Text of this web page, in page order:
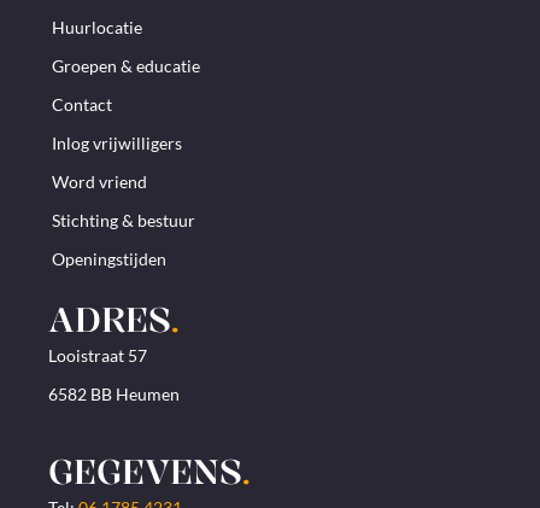
Huurlocatie
Groepen & educatie
Contact
Inlog vrijwilligers
Word vriend
Stichting & bestuur
Openingstijden
ADRES.
Looistraat 57
6582 BB Heumen
GEGEVENS.